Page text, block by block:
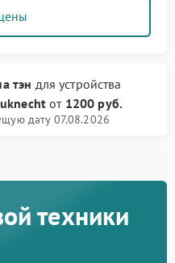
тэн для устройства
от 1200 руб.
дату 07.08.2026
техники